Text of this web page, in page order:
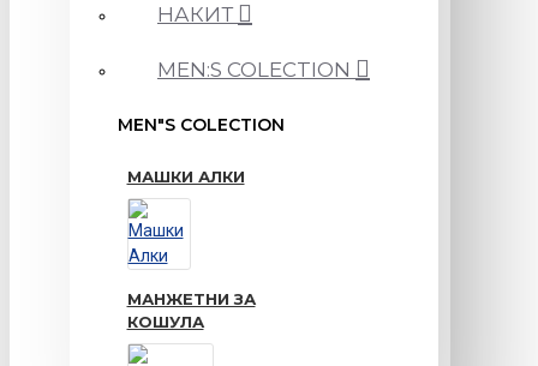
НАКИТ
MEN:S COLECTION
MEN"S COLECTION
МАШКИ АЛКИ
МАНЖЕТНИ ЗА
КОШУЛА